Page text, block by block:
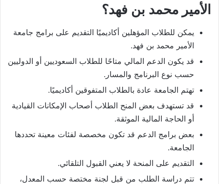
الأمير محمد بن فهد؟
يمكن للطلاب المؤهلين أكاديميًا التقديم على برامج جامعة
الأمير محمد بن فهد.
قد يكون الدعم المالي متاحًا للطلاب السعوديين أو الدوليين
حسب نوع البرنامج والمسار.
تهتم الجامعة عادة بالطلاب المتفوقين أكاديميًا.
قد تستهدف بعض المنح الطلاب أصحاب الإمكانات القيادية
أو الحاجة المالية الموثقة.
بعض برامج الدعم قد تكون مخصصة لفئات معينة تحددها
الجامعة.
التقديم على المنحة لا يعني القبول التلقائي.
تتم دراسة الطلب من قبل لجنة مختصة حسب المعدل،